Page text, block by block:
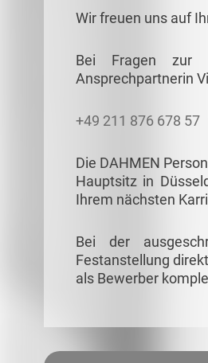
Wir freuen uns auf
Bei Fragen zur
Ansprechpartnerin
+49 211 876 678 57
Die DAHMEN
Hauptsitz in
Ihrem nächsten
Bei der
Festanstellung
als Bewerber